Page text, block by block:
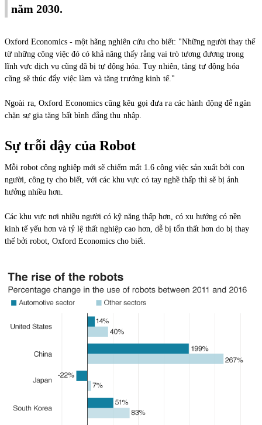
năm 2030.
Oxford Economics - một hãng nghiên cứu cho biết: "Những người thay thế
từ những công việc đó có khả năng thấy rằng vai trò tương đương trong
lĩnh vực dịch vụ cũng đã bị tự động hóa. Tuy nhiên, tăng tự động hóa
cũng sẽ thúc đẩy việc làm và tăng trưởng kinh tế."
Ngoài ra, Oxford Economics cũng kêu gọi đưa ra các hành động để ngăn
chặn sự gia tăng bất bình đẳng thu nhập.
Sự trỗi dậy của Robot
Mỗi robot công nghiệp mới sẽ chiếm mất 1.6 công việc sản xuất bởi con
người, công ty cho biết, với các khu vực có tay nghề thấp thì sẽ bị ảnh
hưởng nhiều hơn.
Các khu vực nơi nhiều người có kỹ năng thấp hơn, có xu hướng có nền
kinh tế yếu hơn và tỷ lệ thất nghiệp cao hơn, dễ bị tổn thất hơn do bị thay
thế bởi robot, Oxford Economics cho biết.